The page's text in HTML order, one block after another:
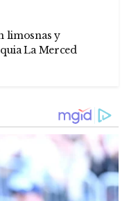
limosnas y
La Merced